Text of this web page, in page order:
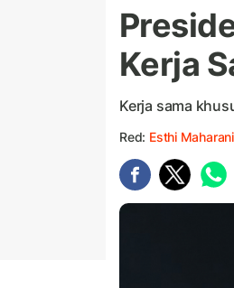
Kerja
Kerja sama
Red: Esthi Maharani